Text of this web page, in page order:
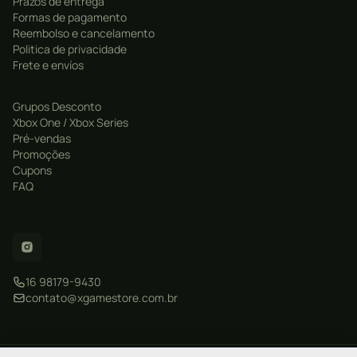
Formas de pagamento
Reembolso e cancelamento
Politica de privacidade
Frete e envíos
Grupos Desconto
Xbox One / Xbox Series
Pré-vendas
Promoções
Cupons
FAQ
16 98179-9430
contato@xgamestore.com.br